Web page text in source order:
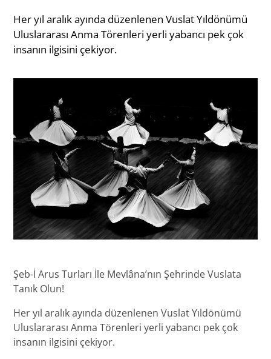
Her yıl aralık ayında düzenlenen Vuslat Yıldönümü
Uluslararası Anma Törenleri yerli yabancı pek çok
insanın ilgisini çekiyor.
Şeb-İ Arus Turları İle Mevlâna’nın Şehrinde Vuslata
Tanık Olun!
Her yıl aralık ayında düzenlenen Vuslat Yıldönümü
Uluslararası Anma Törenleri yerli yabancı pek çok
insanın ilgisini çekiyor.